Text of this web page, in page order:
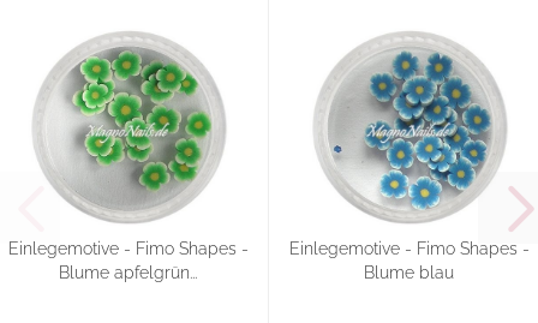
Einlegemotive - Fimo Shapes -
Blume apfelgrün...
Einlegemotive - Fimo Shapes -
Blume blau